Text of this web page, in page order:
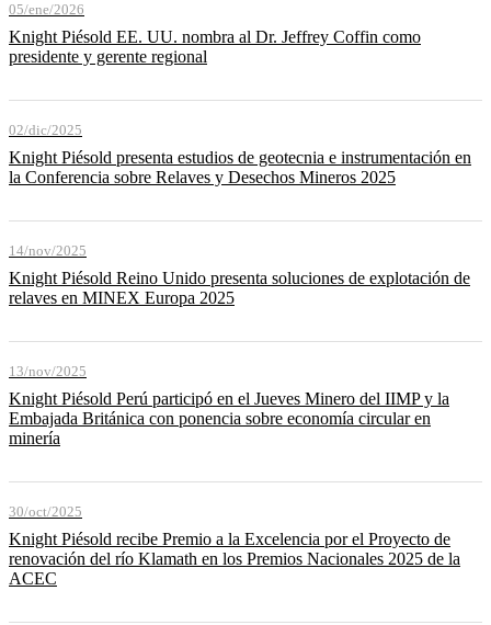
05/ene/2026
Knight Piésold EE. UU. nombra al Dr. Jeffrey Coffin como
presidente y gerente regional
02/dic/2025
Knight Piésold presenta estudios de geotecnia e instrumentación en
la Conferencia sobre Relaves y Desechos Mineros 2025
14/nov/2025
Knight Piésold Reino Unido presenta soluciones de explotación de
relaves en MINEX Europa 2025
13/nov/2025
Knight Piésold Perú participó en el Jueves Minero del IIMP y la
Embajada Británica con ponencia sobre economía circular en
minería
30/oct/2025
Knight Piésold recibe Premio a la Excelencia por el Proyecto de
renovación del río Klamath en los Premios Nacionales 2025 de la
ACEC